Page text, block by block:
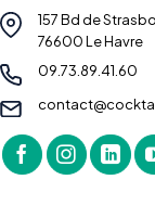
157 Bd de
76600 Le Havre
09.73.89.41.60